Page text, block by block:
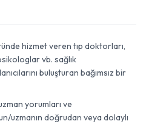
hizmet veren tıp doktorları,
vb. sağlık
buluşturan bağımsız bir
yorumları ve
uzmanın doğrudan veya dolaylı